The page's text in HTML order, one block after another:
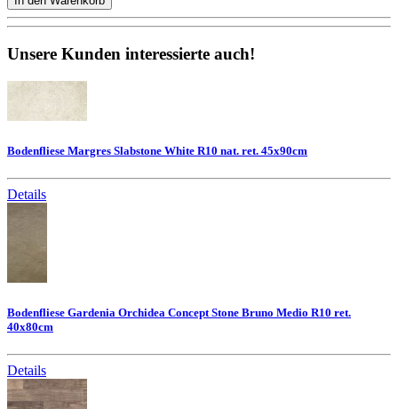
Unsere Kunden interessierte auch!
Bodenfliese Margres Slabstone White R10 nat. ret. 45x90cm
Details
Bodenfliese Gardenia Orchidea Concept Stone Bruno Medio R10 ret.
40x80cm
Details